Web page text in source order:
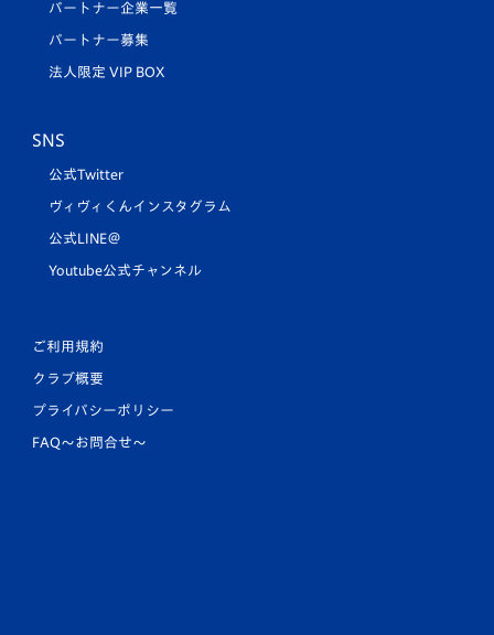
パートナー企業一覧
パートナー募集
法人限定 VIP BOX
SNS
公式Twitter
ヴィヴィくんインスタグラム
公式LINE＠
Youtube公式チャンネル
ご利用規約
クラブ概要
プライバシーポリシー
FAQ〜お問合せ〜